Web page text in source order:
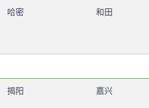
哈密 和田
揭阳 嘉兴